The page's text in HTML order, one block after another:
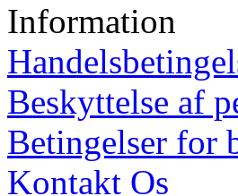
Information
Beskyttelse af
Betingelser for
Kontakt Os